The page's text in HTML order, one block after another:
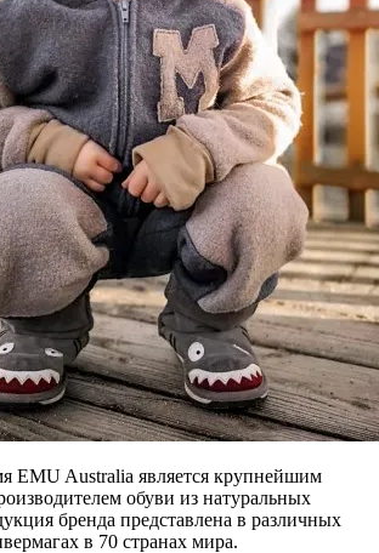
EMU Australia является крупнейшим
обуви из натуральных
бренда представлена в различных
в 70 странах мира.